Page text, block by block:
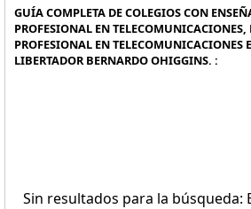
GUÍA COMPLETA DE COLEGIOS CON
PROFESIONAL EN
PROFESIONAL EN TELECOMUNICACIONES
LIBERTADOR BERNARDO OHIGGINS. :
Sin resultados para la búsqueda: